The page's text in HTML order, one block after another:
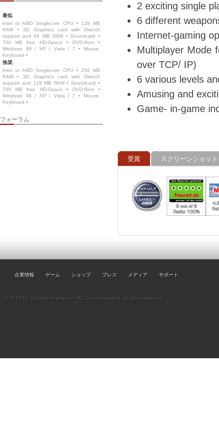
最低:
Intel or AMD Singlecore CPU • 128 MB
RAM • 3D Graphics card with DirectX
support and 64 MB RAM • Soundcard •
700 MB free HD-Space • DVD-Rom •
Windows 98 / XP / Vista / 7 • Mouse,
Keyboard •
推奨:
Intel or AMD Singlecore CPU • 256 MB
RAM • 3D Graphics card with DirectX
support and 128 MB RAM • Soundcard •
700 MB free HD-Space • DVD-Rom •
Windows 98 / XP / Vista / 7 • Mouse,
Keyboard •
フォーラム
2 exciting single
6 different
Internet-gaming
Multiplayer Mode
over TCP/ IP)
6 various levels
Amusing and
Game- in-game
受賞 スクリーンショット
企業情報 ゲーム ショップ プレス メディア サポート
© 2026 by TopWare Interactve - AC Enterprises e.K. All rights reserved.